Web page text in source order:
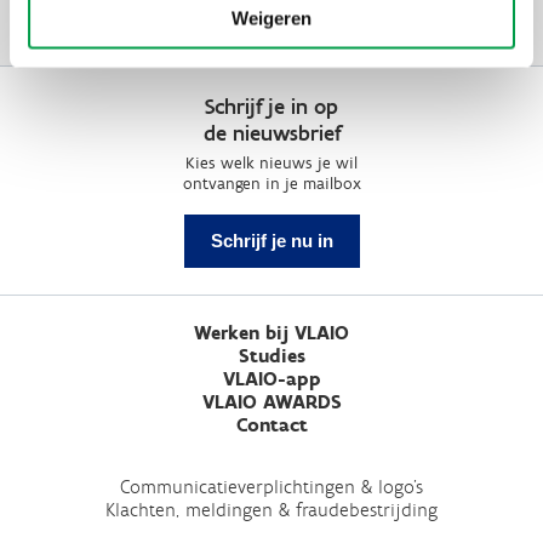
Weigeren
Schrijf je in op
de nieuwsbrief
Kies welk nieuws je wil
ontvangen in je mailbox
Schrijf je nu in
Werken bij VLAIO
Studies
VLAIO-app
VLAIO AWARDS
Contact
Communicatieverplichtingen & logo's
Klachten, meldingen & fraudebestrijding